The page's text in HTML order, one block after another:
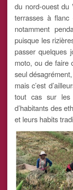
du nord-ouest du
terrasses à flanc
notamment
puisque les
passer quelques
moto, ou de faire
seul
mais c’est
tout cas sur les
d’habitants des
et leurs habits